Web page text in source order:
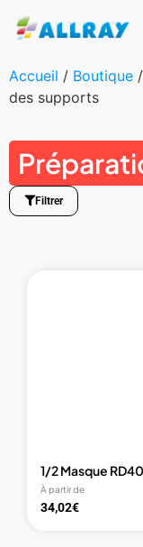
Accueil / Boutique /
des supports
Filtrer
1/2 Masque RD40
À partir de
34,02€